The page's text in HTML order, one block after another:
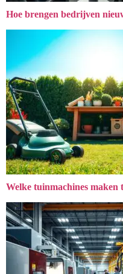
Hoe brengen bedrijven
Welke tuinmachines